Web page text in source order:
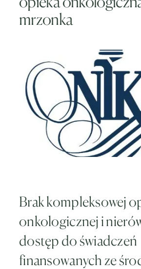
mrzonka
Brak kompleksowej
onkologicznej i
dostęp do świadczeń
finansowanych ze